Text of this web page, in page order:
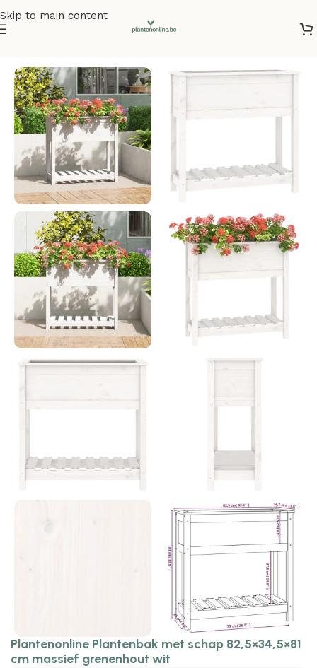
Skip to main content
Plantenonline Plantenbak met schap 82,5×34,5×81
cm massief grenenhout wit